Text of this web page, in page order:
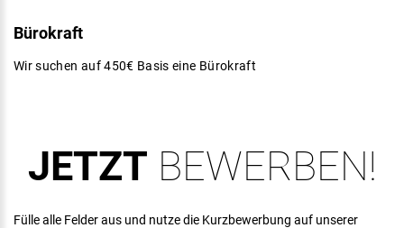
Bürokraft
Wir suchen auf 450€ Basis eine Bürokraft
JETZT BEWERBEN!
Fülle alle Felder aus und nutze die Kurzbewerbung auf unserer